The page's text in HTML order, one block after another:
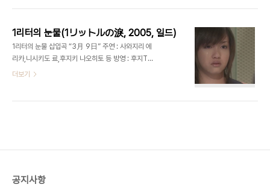
요!! 아항~ 즐거워라~ - 책에 적혀있는 읽은이의 글
288쪽 | B6 | 380g | ISBN : 89-91310-10-9
대부분 몰에서 10%할인되어 8,100원으로 구입가
능합니다. http://www.Yes24.com 에서는 1리터
의 눈물에 전용 쿠폰이 발행가능하여 1,000원이 추
가 할인됩니다. 그래서 7,100원에 구입 가능합니다.
어서 지르러 가야겠습니다.
1리터의 눈물(1リットルの淚, 2005, 일드)
1리터의 눈물 삽입곡 “3月 9日” 주연 : 사와지리 에
리카,니시키도 료,후지키 나오히토 등 방영 : 후지TV
10월11일 개시 총 11화 완결 원작 : (고) 기토 아야의
서 찍은 기념사진이 그녀의 정상적인 생활의 마지막
더보기
공지사항